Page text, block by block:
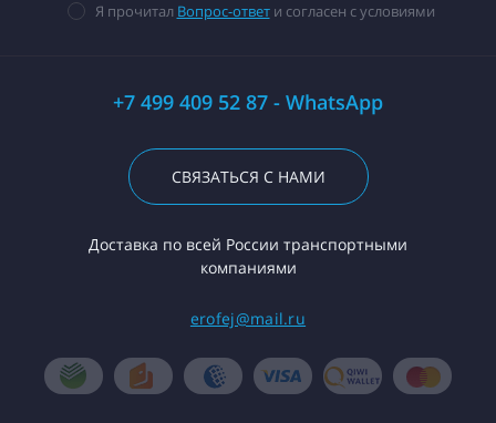
Я прочитал Вопрос-ответи согласен с условиями
+7 499 409 52 87 - WhatsApp
СВЯЗАТЬСЯ С НАМИ
Доставка по всей России транспортными
компаниями
erofej@mail.ru